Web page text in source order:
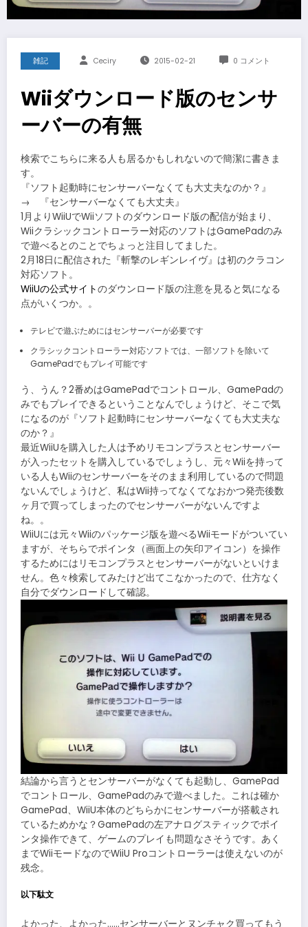
雑記 Ceciry 2015-02-21 0 コメント
Wiiダウンロード版のセンサ
ーバーの有無
検索でこちらに来る人も居るかもしれないので簡潔に書きま
す。
『ソフト起動時にセンサーバーなくても大丈夫なのか？』
→ 『センサーバーなくても大丈夫』
1月よりWiiUでWiiソフトのダウンロード版の配信が始まり、
Wiiクラシックコントローラー対応のソフトはGamePadのみ
で遊べるとのことでちょっと注目してました。
2月18日に配信された『斬撃のレギンレイヴ』は初のクラコン
対応ソフト。
WiiUの公式サイトのダウンロード版の注意を見ると気になる
点がいくつか。。
テレビで遊ぶためにはセンサーバーが必要です
クラシックコントローラー対応ソフトでは、一部ソフトを除いて
GamePadでもプレイ可能です
う、うん？2番めはGamePadでコントロール、GamePadの
みでもプレイできるということなんでしょうけど、そこで気
になるのが『ソフト起動時にセンサーバーなくても大丈夫な
のか？』
最近WiiUを購入した人は予めリモコンプラスとセンサーバー
が入ったセットを購入しているでしょうし、元々Wiiを持って
いる人もWiiのセンサーバーをそのまま利用しているので問題
ないんでしょうけど、私はWii持ってなくてなおかつ発売後数
ヶ月で買ってしまったのでセンサーバーがないんですよ
ね。。
WiiUには元々Wiiのパッケージ版を遊べるWiiモードがついてい
ますが、そちらでポインタ（画面上の矢印アイコン）を操作
するためにはリモコンプラスとセンサーバーがないといけま
せん。色々検索してみたけど出てこなかったので、仕方なく
自分でダウンロードして確認。
結論から言うとセンサーバーがなくても起動し、GamePad
でコントロール、GamePadのみで遊べました。これは確か
GamePad、WiiU本体のどちらかにセンサーバーが搭載され
ているためかな？GamePadの左アナログスティックでポイ
ンタ操作できて、ゲームのプレイも問題なさそうです。あく
までWiiモードなのでWiiU Proコントローラーは使えないのが
残念。
以下駄文
よかった、よかった……センサーバーとヌンチャク買ってもう